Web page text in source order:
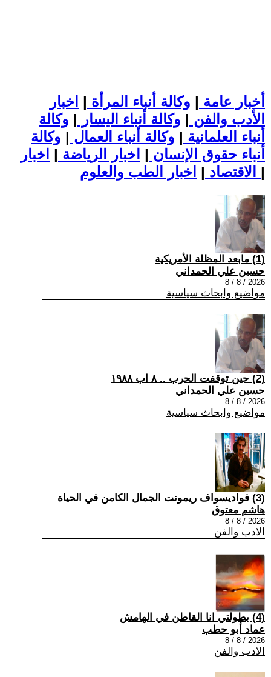
أخبار عامة | وكالة أنباء المرأة | اخبار
الأدب والفن | وكالة أنباء اليسار | وكالة
أنباء العلمانية | وكالة أنباء العمال | وكالة
أنباء حقوق الإنسان | اخبار الرياضة | اخبار
الاقتصاد | |
(1) مابعد المظلة الأمريكية
حسين علي الحمداني
2026 / 8 / 8
مواضيع وابحاث سياسية
(2) حين توقفت الحرب .. ٨ اب ١٩٨٨
حسين علي الحمداني
2026 / 8 / 8
مواضيع وابحاث سياسية
(3) فواديسواف ريمونت الجمال الكامن في الحياة
هاشم معتوق
2026 / 8 / 8
الادب والفن
(4) بطولتي انا القاطن في الهامش
عماد أبو حطب
2026 / 8 / 8
الادب والفن